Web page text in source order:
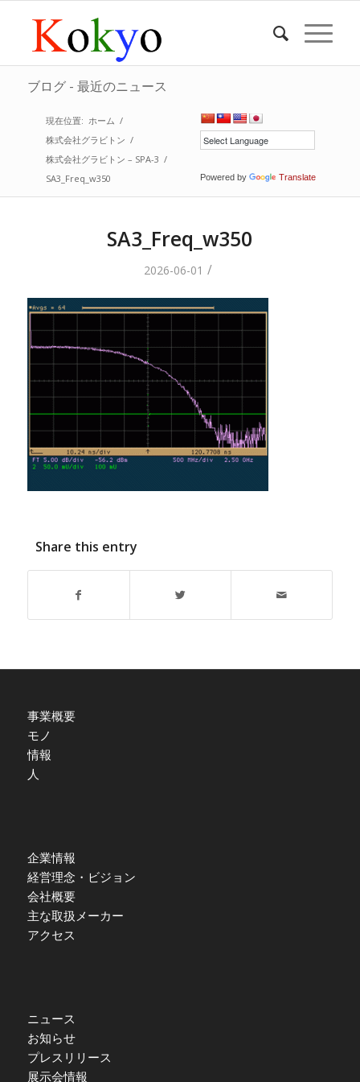
ブログ - 最近のニュース
Powered by Translate
現在位置: ホーム /
株式会社グラビトン /
株式会社グラビトン – SPA-3 /
SA3_Freq_w350
SA3_Freq_w350
2026-06-01 /
Share this entry
事業概要
モノ
情報
人
企業情報
経営理念・ビジョン
会社概要
主な取扱メーカー
アクセス
ニュース
お知らせ
プレスリリース
展示会情報